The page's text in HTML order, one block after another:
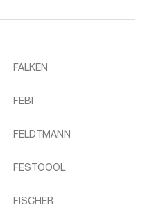
FALKEN
FEBI
FELDTMANN
FESTOOOL
FISCHER